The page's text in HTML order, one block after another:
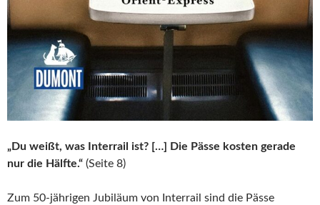
„Du weißt, was Interrail ist? […] Die Pässe kosten gerade
nur die Hälfte.“ (Seite 8)
Zum 50-jährigen Jubiläum von Interrail sind die Pässe